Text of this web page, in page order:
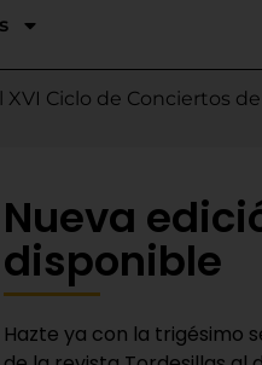
temporada en Segunda
Nieves
Ciclo de Conciertos de
sábado
la salida de Víctor Alonso
Fiestas del Novillo
Bravas y logra un
adaptado a la actualidad»
Nueva
disponible
Hazte ya con la trigésimo